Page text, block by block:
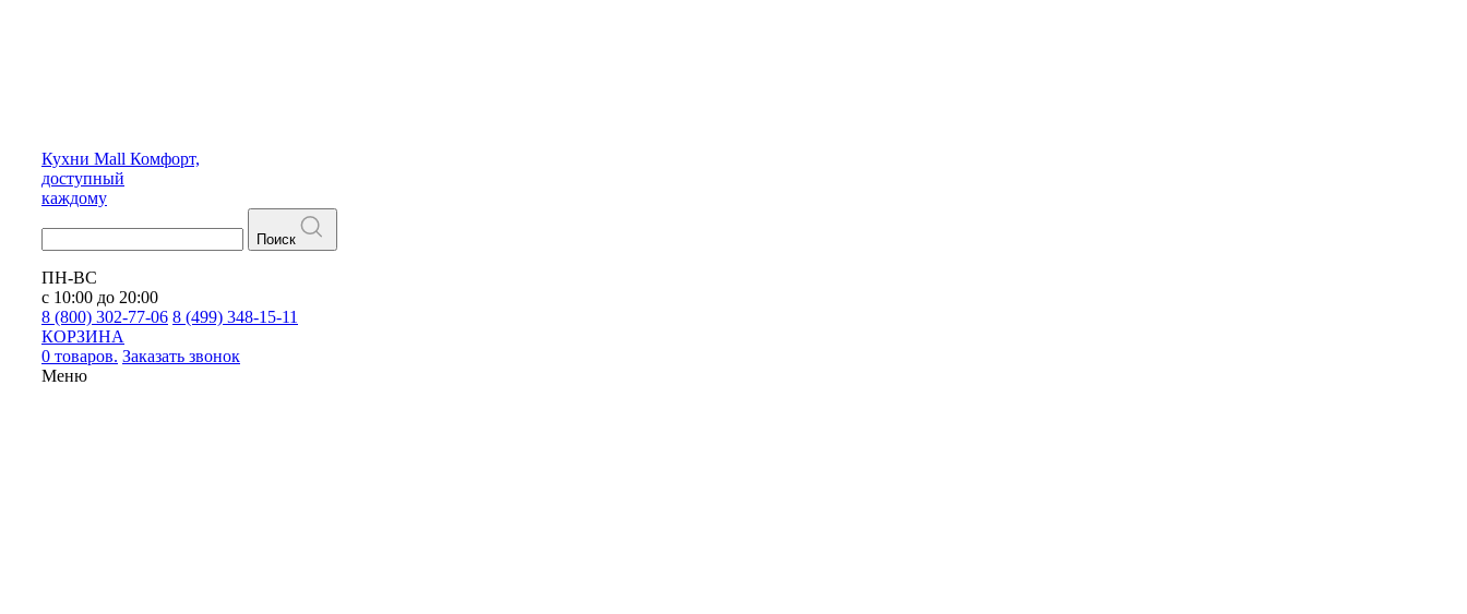
Кухни Mall Комфорт,
доступный
каждому
Поиск
ПН-ВС
с 10:00 до 20:00
8 (800) 302-77-06 8 (499) 348-15-11
КОРЗИНА
0 товаров. Заказать звонок
Меню